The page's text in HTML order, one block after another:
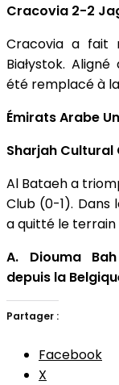
Cracovia 2-2
Cracovia a fait
Białystok.
été remplacé à
Émirats Arabe
Sharjah Cultural
Al Bataeh a
Club (0-1). Dans
a quitté le terrain
A. Diouma
depuis la
Partager :
Facebook
X